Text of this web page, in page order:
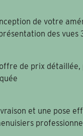
de votre
des vues
de prix détaillée,
et une pose